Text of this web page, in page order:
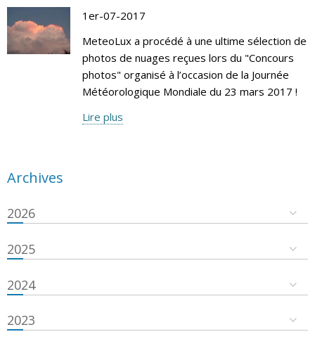
1er-07-2017
MeteoLux a procédé à une ultime sélection de
photos de nuages reçues lors du "Concours
photos" organisé à l’occasion de la Journée
Météorologique Mondiale du 23 mars 2017 !
Lire plus
Archives
2026
2025
2024
2023